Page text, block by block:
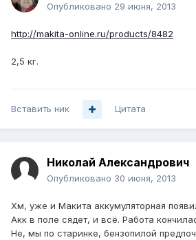
Опубликовано 29 июня, 2013
http://makita-online.ru/products/8482
2,5 кг.
Вставить ник Цитата
Николай Александрович
Опубликовано 30 июня, 2013
Хм, уже и Макита аккумуляторная
Акк в поле сядет, и всё. Работа
Не, мы по старинке, бензопилой